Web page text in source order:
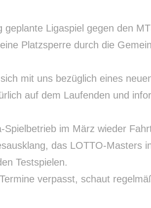
geplante Ligaspiel gegen den
Platzsperre durch die
mit uns bezüglich eines
auf dem Laufenden und
Spielbetrieb im März wieder
das LOTTO-Masters
Testspielen.
verpasst, schaut